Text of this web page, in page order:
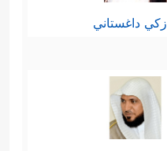
زكي داغستاني